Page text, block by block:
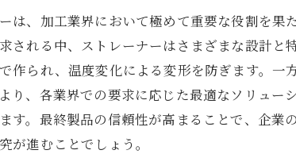
は、加工業界において極めて重要な役割を
される中、ストレーナーはさまざまな設計
作られ、温度変化による変形を防ぎます。
り、各業界での要求に応じた最適なソリュ
す。最終製品の信頼性が高まることで、企
が進むことでしょう。